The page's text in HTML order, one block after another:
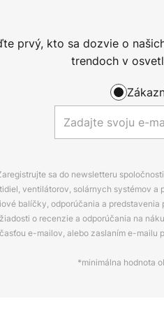
prvý, kto sa dozvie o
trendoch v
sa do newsletteru
ventilátorov, solárnych systémov
balíčky, odporúčania a predstavenia
o recenzie a odporúčania na
e-mailov, alebo zaslaním e-mailu
*minimálna hodnota